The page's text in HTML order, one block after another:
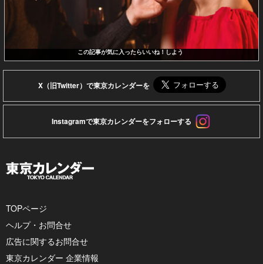
この記事が気に入ったらいいね！しよう
X（旧Twitter）で東京カレンダーを
Instagramで東京カレンダーをフォローする
TOPページ
ヘルプ・お問合せ
広告に関するお問合せ
東京カレンダー 企業情報